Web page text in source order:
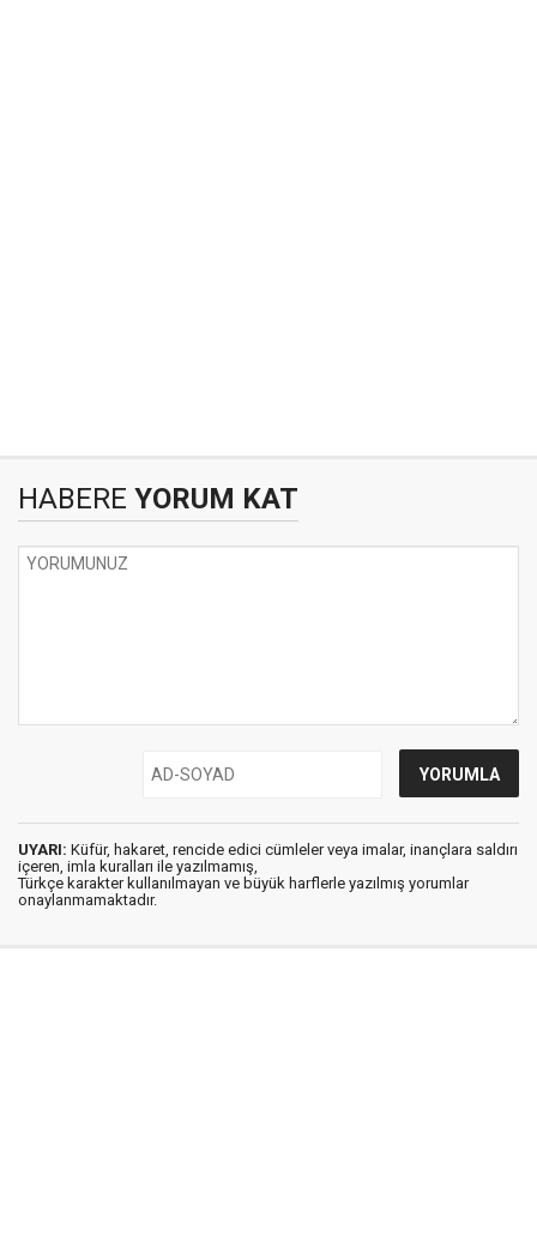
HABERE YORUM KAT
UYARI: Küfür, hakaret, rencide edici cümleler veya imalar, inançlara saldırı
içeren, imla kuralları ile yazılmamış,
Türkçe karakter kullanılmayan ve büyük harflerle yazılmış yorumlar
onaylanmamaktadır.